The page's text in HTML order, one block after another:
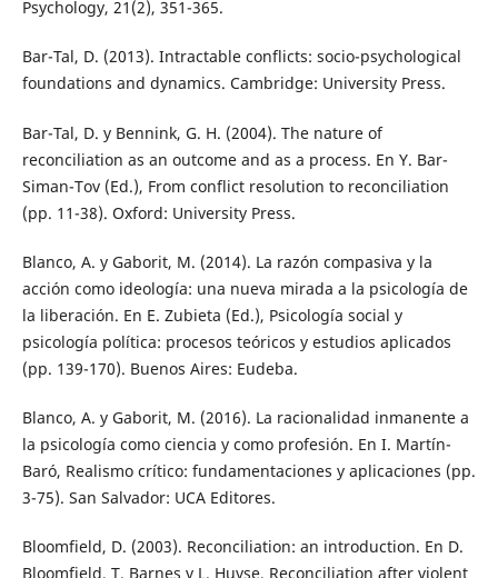
Psychology, 21(2), 351-365.
Bar-Tal, D. (2013). Intractable conflicts: socio-psychological
foundations and dynamics. Cambridge: University Press.
Bar-Tal, D. y Bennink, G. H. (2004). The nature of
reconciliation as an outcome and as a process. En Y. Bar-
Siman-Tov (Ed.), From conflict resolution to reconciliation
(pp. 11-38). Oxford: University Press.
Blanco, A. y Gaborit, M. (2014). La razón compasiva y la
acción como ideología: una nueva mirada a la psicología de
la liberación. En E. Zubieta (Ed.), Psicología social y
psicología política: procesos teóricos y estudios aplicados
(pp. 139-170). Buenos Aires: Eudeba.
Blanco, A. y Gaborit, M. (2016). La racionalidad inmanente a
la psicología como ciencia y como profesión. En I. Martín-
Baró, Realismo crítico: fundamentaciones y aplicaciones (pp.
3-75). San Salvador: UCA Editores.
Bloomfield, D. (2003). Reconciliation: an introduction. En D.
Bloomfield, T. Barnes y L. Huyse, Reconciliation after violent